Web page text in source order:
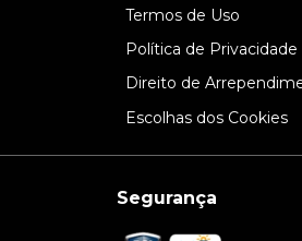
Termos de Uso
Política de Privacidade
Direito de
Escolhas dos Cookies
Segurança